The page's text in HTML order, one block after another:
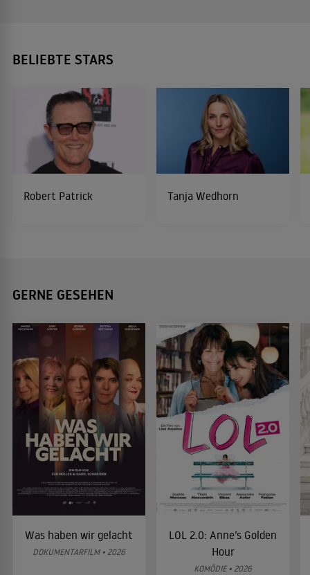
BELIEBTE STARS
Robert Patrick Tanja Wedhorn
GERNE GESEHEN
Was haben wir gelacht
DOKUMENTARFILM • 2026
LOL 2.0: Anne’s Golden
Hour
KOMÖDIE • 2026